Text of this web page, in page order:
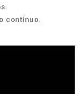
contínuo.